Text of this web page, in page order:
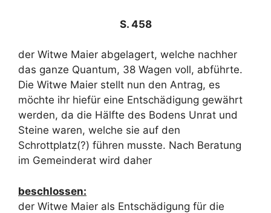
S. 458
der Witwe Maier abgelagert, welche nachher
das ganze Quantum, 38 Wagen voll, abführte.
Die Witwe Maier stellt nun den Antrag, es
möchte ihr hiefür eine Entschädigung gewährt
werden, da die Hälfte des Bodens Unrat und
Steine waren, welche sie auf den
Schrottplatz(?) führen musste. Nach Beratung
im Gemeinderat wird daher
beschlossen:
der Witwe Maier als Entschädigung für die